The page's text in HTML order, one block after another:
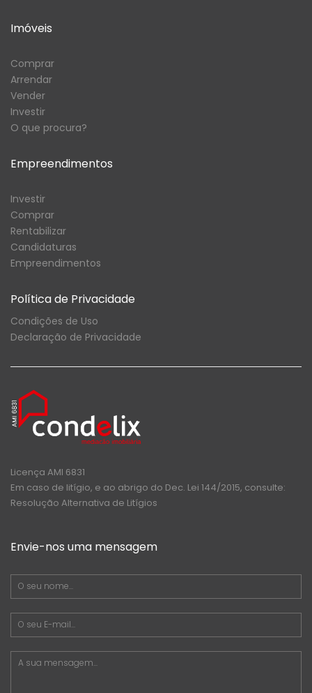
Imóveis
Comprar
Arrendar
Vender
Investir
O que procura?
Empreendimentos
Investir
Comprar
Rentabilizar
Candidaturas
Empreendimentos
Política de Privacidade
Condições de Uso
Declaração de Privacidade
Licença AMI 6831
Em caso de litígio, e ao abrigo do Dec. Lei 144/2015, consulte:
Resolução Alternativa de Litígios
Envie-nos uma mensagem